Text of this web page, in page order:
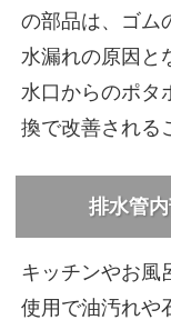
の部品は、ゴム
水漏れの原因と
水口からのポタ
換で改善される
排水管
キッチンやお風
使用で油汚れや